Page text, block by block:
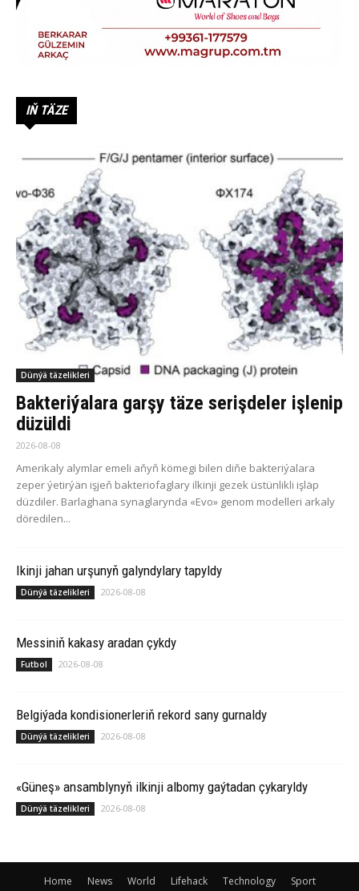
IŇ TÄZE
Dünýä täzelikleri
Bakteriýalara garşy täze serişdeler işlenip
düzüldi
2026-08-08
Amerikaly alymlar emeli aňyň kömegi bilen diňe bakteriýalara
zeper ýetirýän işjeň bakteriofaglary ilkinji gezek üstünlikli işläp
düzdiler. Barlaghana synaglarynda «Evo» genom modelleri arkaly
döredilen...
Ikinji jahan urşunyň galyndylary tapyldy
Dünýä täzelikleri 2026-08-08
Messiniň kakasy aradan çykdy
Futbol 2026-08-08
Belgiýada kondisionerleriň rekord sany gurnaldy
Dünýä täzelikleri 2026-08-08
«Güneş» ansamblynyň ilkinji albomy gaýtadan çykaryldy
Dünýä täzelikleri 2026-08-08
Home News World Lifehack Technology Sport